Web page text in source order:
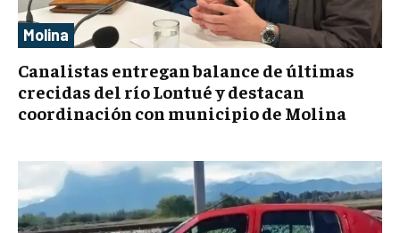
Molina
Canalistas entregan balance de últimas
crecidas del río Lontué y destacan
coordinación con municipio de Molina